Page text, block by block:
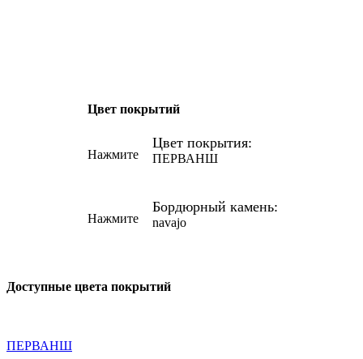
Цвет покрытий
Нажмите
Цвет покрытия:
ПЕРВАНШ
Нажмите
Бордюрный камень:
navajo
Доступные цвета покрытий
ПЕРВАНШ